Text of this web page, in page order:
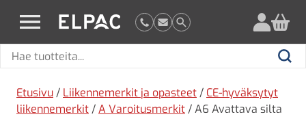
elpac.fi
Hae
Hae
Etusivu / Liikennemerkit ja opasteet / CE-hyväksytyt
liikennemerkit /A Varoitusmerkit / A6 Avattava silta